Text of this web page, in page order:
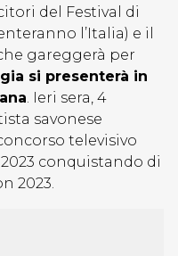
del Festival di
l’Italia) e il
gareggerà per
si presenterà in
. Ieri sera, 4
savonese
televisivo
conquistando di
2023.